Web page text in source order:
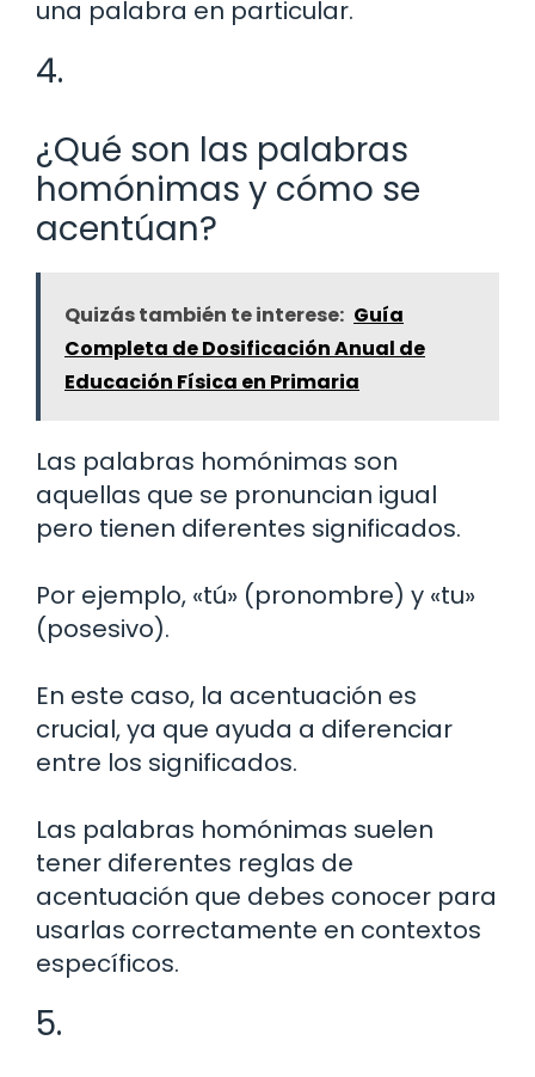
una palabra en particular.
4.
¿Qué son las palabras
homónimas y cómo se
acentúan?
Quizás también te interese: Guía
Completa de Dosificación Anual de
Educación Física en Primaria
Las palabras homónimas son
aquellas que se pronuncian igual
pero tienen diferentes significados.
Por ejemplo, «tú» (pronombre) y «tu»
(posesivo).
En este caso, la acentuación es
crucial, ya que ayuda a diferenciar
entre los significados.
Las palabras homónimas suelen
tener diferentes reglas de
acentuación que debes conocer para
usarlas correctamente en contextos
específicos.
5.